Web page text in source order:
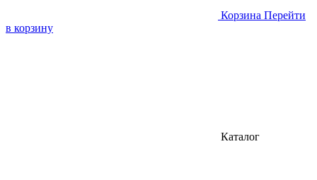
Корзина Перейти
в корзину
Каталог